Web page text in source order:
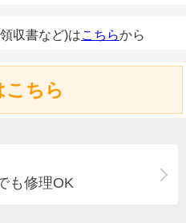
収書など)はこちらから
こちら
も修理OK